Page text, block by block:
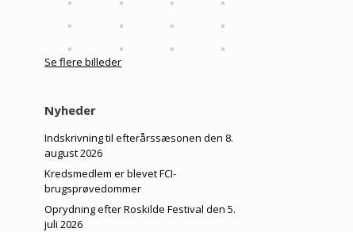
Se flere billeder
Nyheder
Indskrivning til efterårssæsonen den 8.
august 2026
Kredsmedlem er blevet FCI-
brugsprøvedommer
Oprydning efter Roskilde Festival den 5.
juli 2026